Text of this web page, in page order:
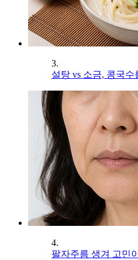
3.
설탕 vs 소금, 콩국
4.
팔자주름 생겨 고민